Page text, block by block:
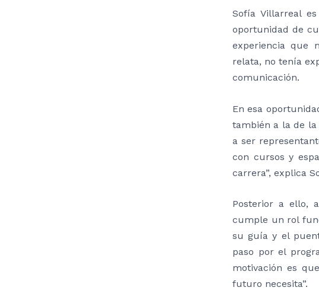
Sofía Villarreal
oportunidad de
experiencia que
relata, no tenía
comunicación.
En esa
también a la de la
a ser
con cursos y
carrera”, explica
Posterior a ello,
cumple un rol
su guía y el
paso por el
motivación es
futuro necesita”.